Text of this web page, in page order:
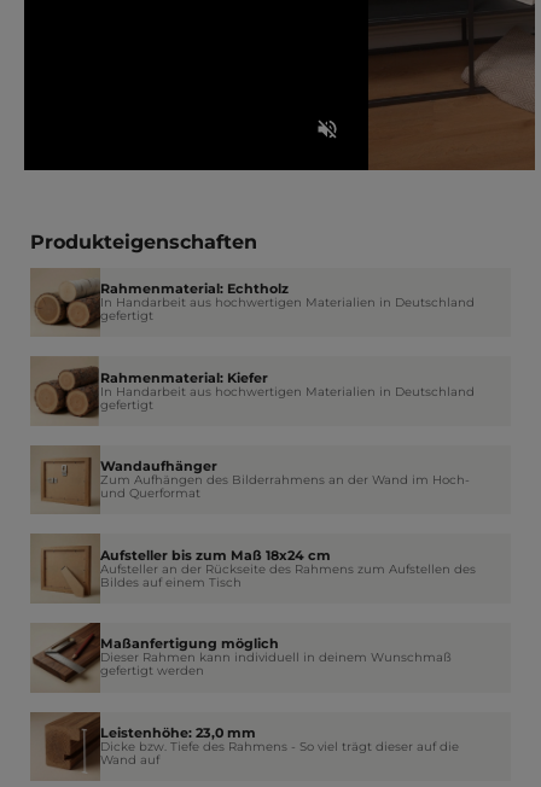
Produkteigenschaften
Rahmenmaterial: Echtholz
In Handarbeit aus hochwertigen Materialien in Deutschland
gefertigt
Rahmenmaterial: Kiefer
In Handarbeit aus hochwertigen Materialien in Deutschland
gefertigt
Wandaufhänger
Zum Aufhängen des Bilderrahmens an der Wand im Hoch-
und Querformat
Aufsteller bis zum Maß 18x24 cm
Aufsteller an der Rückseite des Rahmens zum Aufstellen des
Bildes auf einem Tisch
Maßanfertigung möglich
Dieser Rahmen kann individuell in deinem Wunschmaß
gefertigt werden
Leistenhöhe: 23,0 mm
Dicke bzw. Tiefe des Rahmens - So viel trägt dieser auf die
Wand auf